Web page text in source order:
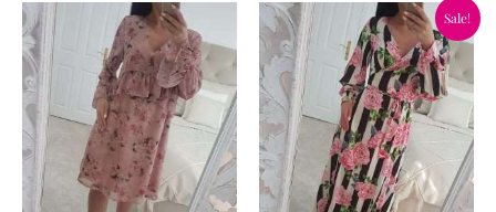
Sale!
Pôvodná
bola:
59.90€.
Aktuálna
cena
je:
34.90€.